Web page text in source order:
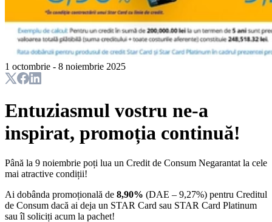
1 octombrie - 8 noiembrie 2025
Entuziasmul vostru ne-a
inspirat, promoția continuă!
Până la 9 noiembrie poți lua un Credit de Consum Negarantat la cele
mai atractive condiții!
Ai dobânda promoțională de 8,90% (DAE – 9,27%) pentru Creditul
de Consum dacă ai deja un STAR Card sau STAR Card Platinum
sau îl soliciți acum la pachet!